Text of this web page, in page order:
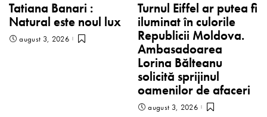
Tatiana Banari :
Natural este noul lux
august 3, 2026
Turnul Eiffel ar putea fi
iluminat în culorile
Republicii Moldova.
Ambasadoarea
Lorina Bălteanu
solicită sprijinul
oamenilor de afaceri
august 3, 2026